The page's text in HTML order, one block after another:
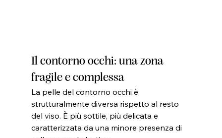
Il contorno occhi: una zona
fragile e complessa
La pelle del contorno occhi è
strutturalmente diversa rispetto al resto
del viso. È più sottile, più delicata e
caratterizzata da una minore presenza di